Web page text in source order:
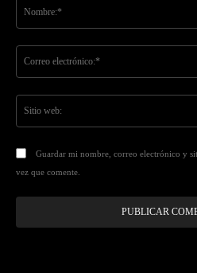
Guardar mi nombre, correo electrónico y
vez que comente.